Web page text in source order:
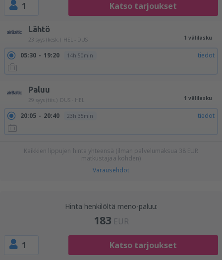
1 Katso tarjoukset
Lähtö
23 syys (kesk.) HEL - DUS 1 välilasku
05:30 19:20 14h 50min tiedot
Paluu
29 syys (tiis.) DUS - HEL 1 välilasku
20:05 20:40 23h 35min tiedot
Kaikkien lippujen hinta yhteensä (ilman palvelumaksua 38 EUR
matkustajaa kohden)
Varausehdot
Hinta henkilöltä meno-paluu:
183 EUR
1 Katso tarjoukset